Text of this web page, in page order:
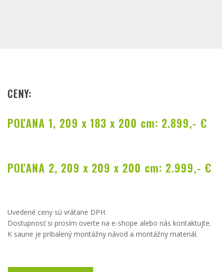
CENY:
POĽANA 1, 209 x 183 x 200 cm: 2.899,- €
POĽANA 2, 209 x 209 x 200 cm: 2.999,- €
Uvedené ceny sú vrátane DPH.
Dostupnosť si prosím overte na e-shope alebo nás kontaktujte.
K saune je pribalený montážny návod a montážny materiál.